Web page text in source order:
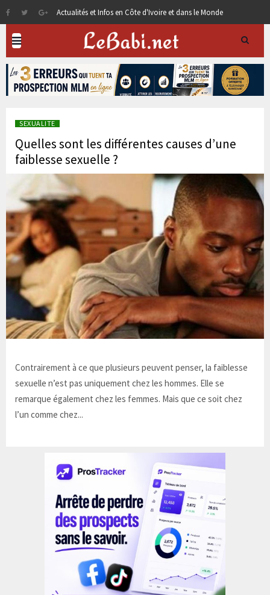
Actualités et Infos en Côte d'Ivoire et dans le Monde
SEXUALITE
Quelles sont les différentes causes d’une
faiblesse sexuelle ?
Contrairement à ce que plusieurs peuvent penser, la faiblesse
sexuelle n’est pas uniquement chez les hommes. Elle se
remarque également chez les femmes. Mais que ce soit chez
l’un comme chez...